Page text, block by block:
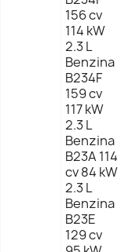
156 cv
114 kW
2.3 L
Benzina
B234F
159 cv
117 kW
2.3 L
Benzina
B23A 114
cv 84 kW
2.3 L
Benzina
B23E
129 cv